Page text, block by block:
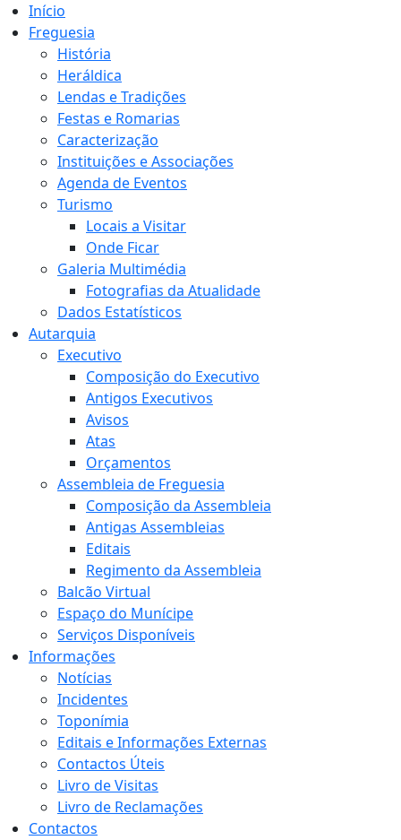
Início
Freguesia
História
Heráldica
Lendas e Tradições
Festas e Romarias
Caracterização
Instituições e Associações
Agenda de Eventos
Turismo
Locais a Visitar
Onde Ficar
Galeria Multimédia
Fotografias da Atualidade
Dados Estatísticos
Autarquia
Executivo
Composição do Executivo
Antigos Executivos
Avisos
Atas
Orçamentos
Assembleia de Freguesia
Composição da Assembleia
Antigas Assembleias
Editais
Regimento da Assembleia
Balcão Virtual
Espaço do Munícipe
Serviços Disponíveis
Informações
Notícias
Incidentes
Toponímia
Editais e Informações Externas
Contactos Úteis
Livro de Visitas
Livro de Reclamações
Contactos